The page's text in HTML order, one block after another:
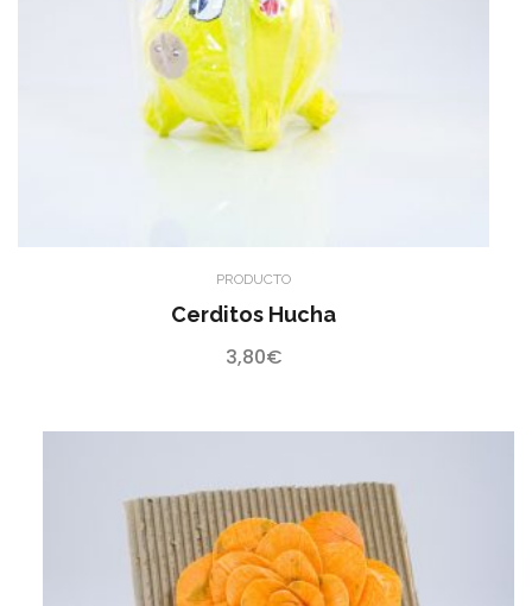
PRODUCTO
Cerditos Hucha
3,80€